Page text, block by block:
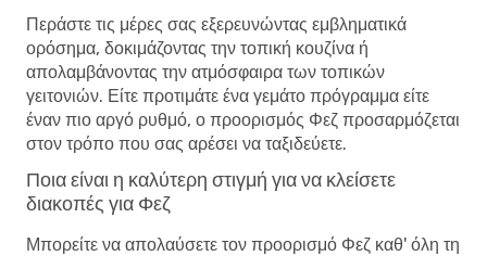
Περάστε τις μέρες σας εξερευνώντας εμβληματικά
ορόσημα, δοκιμάζοντας την τοπική κουζίνα ή
απολαμβάνοντας την ατμόσφαιρα των τοπικών
γειτονιών. Είτε προτιμάτε ένα γεμάτο πρόγραμμα είτε
έναν πιο αργό ρυθμό, ο προορισμός Φεζ προσαρμόζεται
στον τρόπο που σας αρέσει να ταξιδεύετε.
Ποια είναι η καλύτερη στιγμή για να κλείσετε
διακοπές για Φεζ
Μπορείτε να απολαύσετε τον προορισμό Φεζ καθ' όλη τη